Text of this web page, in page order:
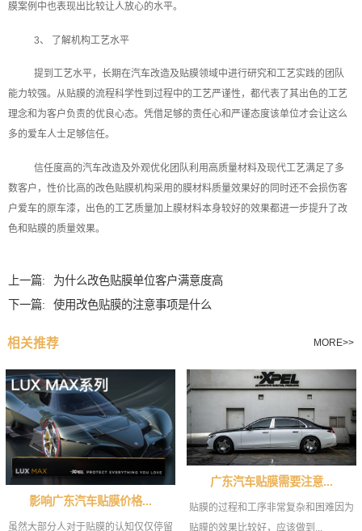
膜案例中也表现出比较让人放心的水平。
3、 了解机构工艺水平
提到工艺水平，长期在汽车改造及贴膜领域中进行研究和工艺实践的团队
能力较强。从贴膜的流程科学性到过程中的工艺严谨性，都代表了其出色的工艺
理念和为客户负责的优良心态。凭借足够的责任心和严谨态度该单位才会让这么
多的爱车人士足够信任。
信任度高的汽车改造及外观优化团队利用高质量材料及现代工艺满足了多
数客户，性价比高的改色贴膜机构采用的膜材料质量效果好的同时还不会损伤客
户爱车的原车漆，出色的工艺质量加上膜材料本身较好的效果都进一步提升了改
色和贴膜的质量效果。
上一篇:
为什么改色贴膜单位客户满意度高
下一篇:
使用改色贴膜的注意事项是什么
相关推荐 MORE>>
影响广东汽车贴膜价格...
虽然大部分人对于贴膜的认知仅仅停留
广东汽车贴膜需要注意...
贴膜的过程和工序非常复杂和困难因为
贴膜的效果比较好，应该做到...